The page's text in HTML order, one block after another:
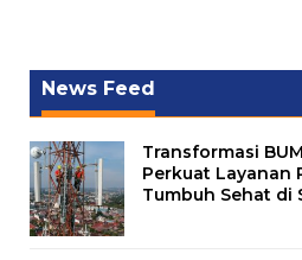
News Feed
Transformasi
Perkuat Layanan
Tumbuh Sehat di